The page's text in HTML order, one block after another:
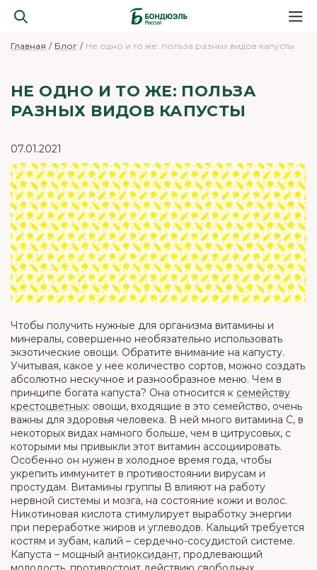
Главная Блог Не одно и то же: польза разных видов капусты
НЕ ОДНО И ТО ЖЕ: ПОЛЬЗА
РАЗНЫХ ВИДОВ КАПУСТЫ
07.01.2021
Чтобы получить нужные для организма витамины и
минералы, совершенно необязательно использовать
экзотические овощи. Обратите внимание на капусту.
Учитывая, какое у нее количество сортов, можно создать
абсолютно нескучное и разнообразное меню. Чем в
принципе богата капуста? Она относится к семейству
крестоцветных: овощи, входящие в это семейство, очень
важны для здоровья человека. В ней много витамина С, в
некоторых видах намного больше, чем в цитрусовых, с
которыми мы привыкли этот витамин ассоциировать.
Особенно он нужен в холодное время года, чтобы
укрепить иммунитет в противостоянии вирусам и
простудам. Витамины группы В влияют на работу
нервной системы и мозга, на состояние кожи и волос.
Никотиновая кислота стимулирует выработку энергии
при переработке жиров и углеводов. Кальций требуется
костям и зубам, калий – сердечно-сосудистой системе.
Капуста – мощный антиоксидант, продлевающий